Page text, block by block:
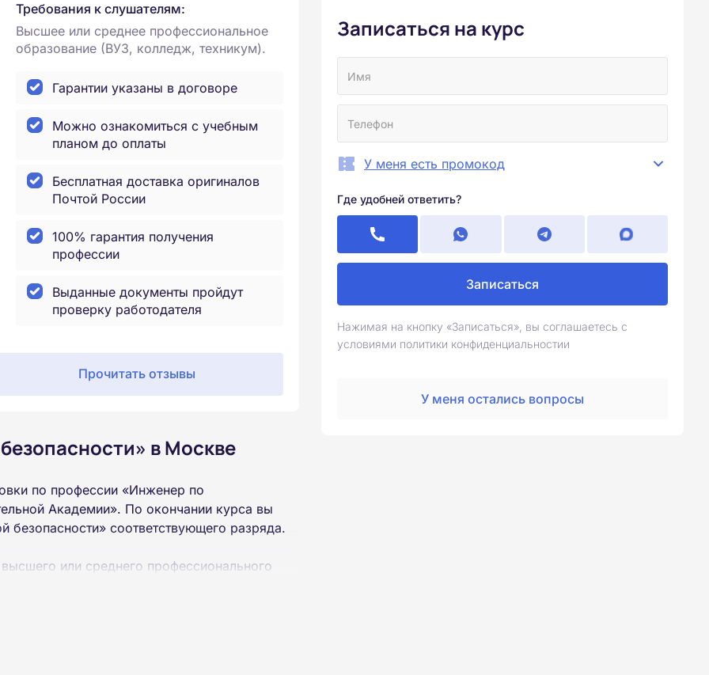
Требования к слушателям:
Высшее или среднее профессиональное
образование (ВУЗ, колледж, техникум).
Гарантии указаны в договоре
Можно ознакомиться с учебным
планом до оплаты
Бесплатная доставка оригиналов
Почтой России
100% гарантия получения
профессии
Выданные документы пройдут
проверку работодателя
Прочитать отзывы
в Москве
по профессии «Инженер по
Академии». По окончании курса вы
соответствующего разряда.
или среднего профессионального
Записаться на курс
У меня есть промокод
Где удобней ответить?
Записаться
Нажимая на кнопку «Записаться», вы соглашаетесь с
условиями политики конфиденциальностии
У меня остались вопросы